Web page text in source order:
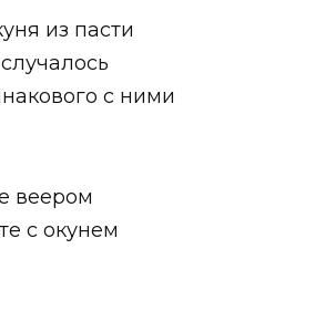
из пасти
с ними
веером
с окунем